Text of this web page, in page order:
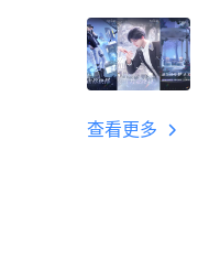
查看更多